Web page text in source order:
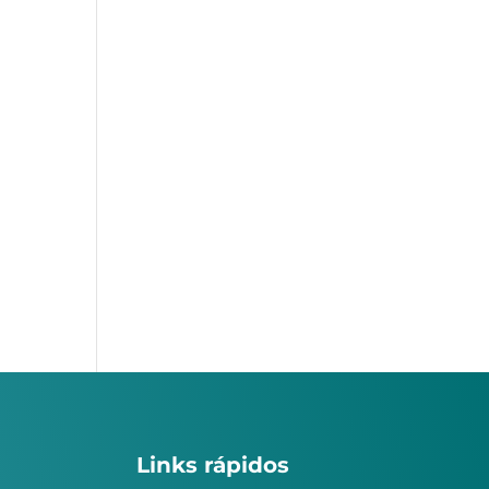
Links rápidos